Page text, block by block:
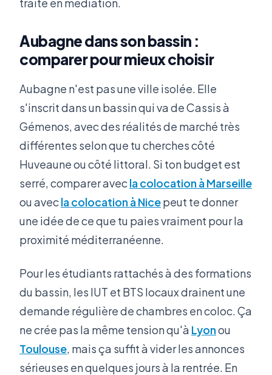
traite en médiation.
Aubagne dans son bassin :
comparer pour mieux choisir
Aubagne n'est pas une ville isolée. Elle
s'inscrit dans un bassin qui va de Cassis à
Gémenos, avec des réalités de marché très
différentes selon que tu cherches côté
Huveaune ou côté littoral. Si ton budget est
serré, comparer avecla colocation à Marseille
ou avecla colocation à Nicepeut te donner
une idée de ce que tu paies vraiment pour la
proximité méditerranéenne.
Pour les étudiants rattachés à des formations
du bassin, les IUT et BTS locaux drainent une
demande régulière de chambres en coloc. Ça
ne crée pas la même tension qu'à Lyonou
Toulouse, mais ça suffit à vider les annonces
sérieuses en quelques jours à la rentrée. En